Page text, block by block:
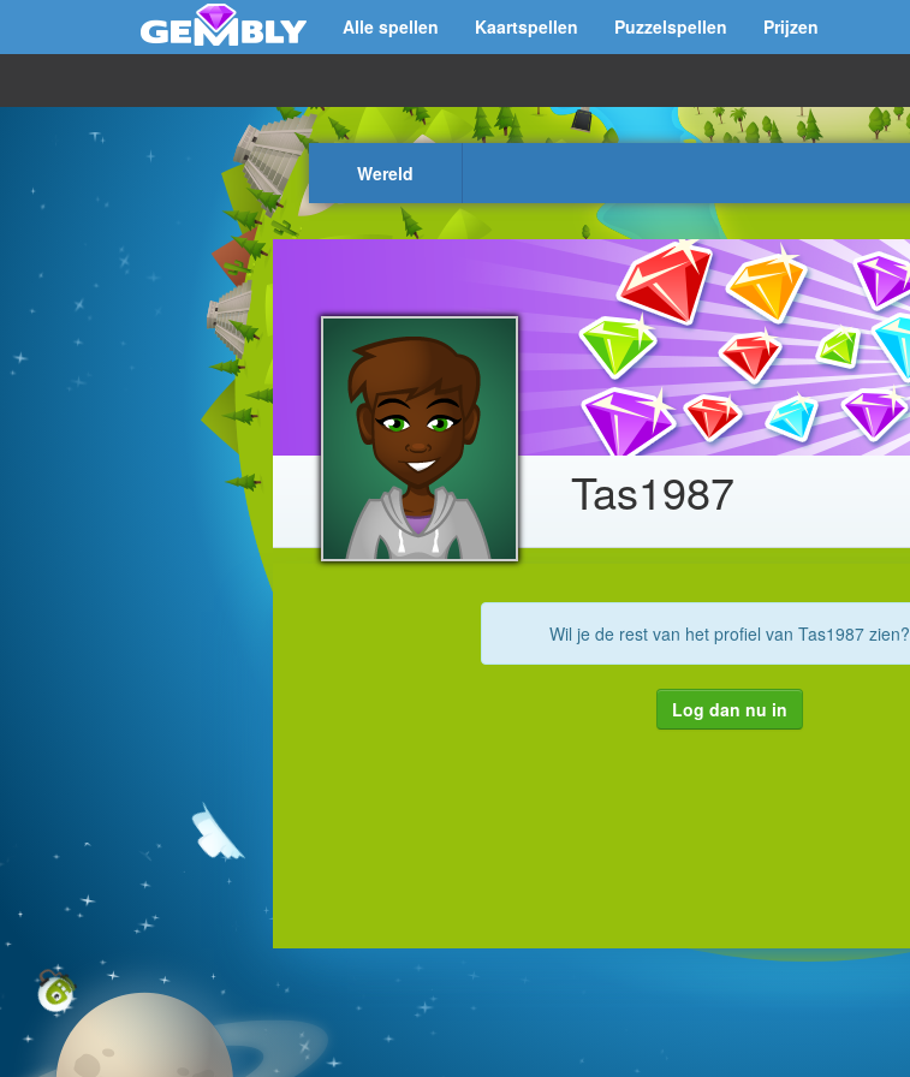
Alle spellen Kaartspellen Puzzelspellen Prijzen
Wereld
Tas1987
Wil je de rest van het profiel van Tas1987 zien?
Log dan nu in